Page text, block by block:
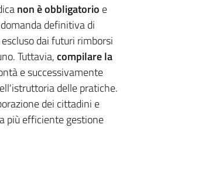
non è obbligatorio e
definitiva di
dai futuri rimborsi
Tuttavia,compilare la
e successivamente
delle pratiche.
dei cittadini e
più efficiente gestione